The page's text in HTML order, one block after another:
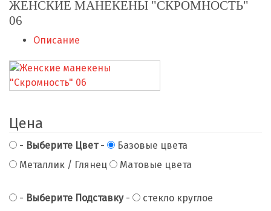
ЖЕНСКИЕ МАНЕКЕНЫ "СКРОМНОСТЬ"
06
Описание
Цена
- Выберите Цвет-
Базовые цвета
Металлик / Глянец
Матовые цвета
- Выберите Подставку-
стекло круглое